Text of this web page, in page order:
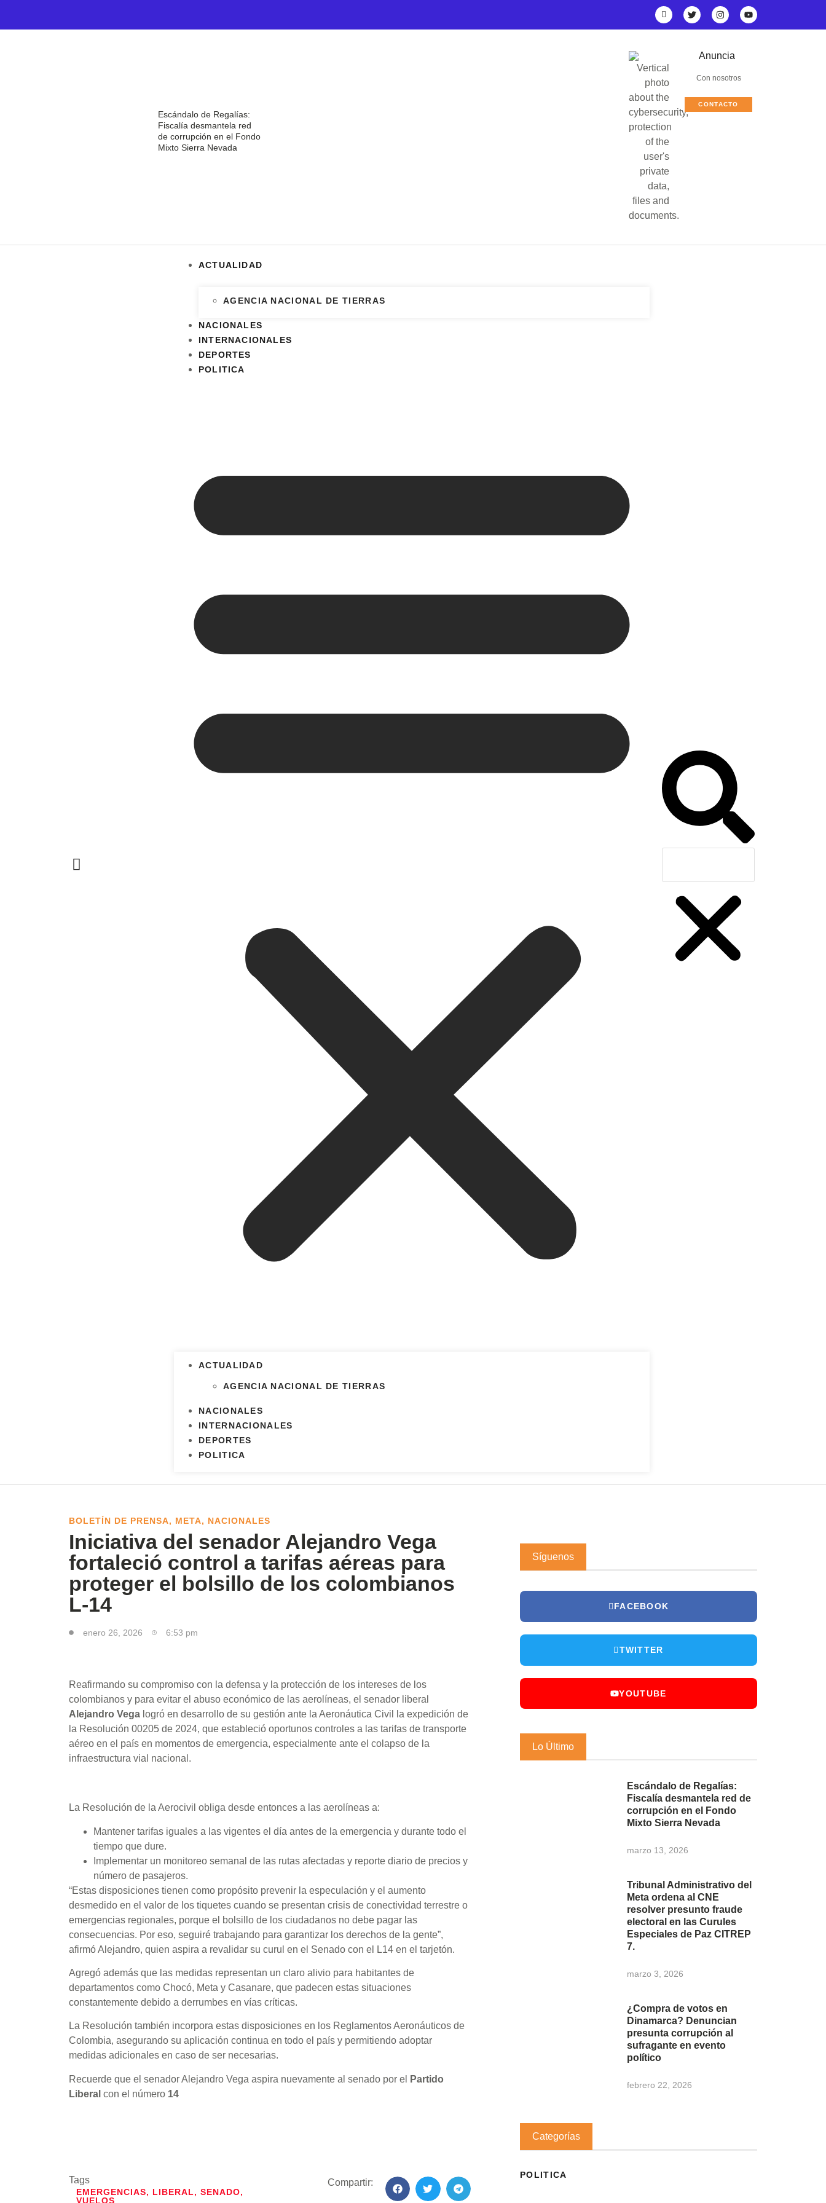
Escándalo de Regalías:
Fiscalía desmantela red
de corrupción en el Fondo
Mixto Sierra Nevada
Anuncia
Con nosotros
CONTACTO
ACTUALIDAD
AGENCIA NACIONAL DE TIERRAS
NACIONALES
INTERNACIONALES
DEPORTES
POLITICA
ACTUALIDAD
AGENCIA NACIONAL DE TIERRAS
NACIONALES
INTERNACIONALES
DEPORTES
POLITICA
BOLETÍN DE PRENSA, META, NACIONALES
Iniciativa del senador Alejandro Vega
fortaleció control a tarifas aéreas para
proteger el bolsillo de los colombianos
L-14
enero 26, 2026 6:53 pm
Reafirmando su compromiso con la defensa y la protección de los intereses de los
colombianos y para evitar el abuso económico de las aerolíneas, el senador liberal
Alejandro Vega logró en desarrollo de su gestión ante la Aeronáutica Civil la expedición de
la Resolución 00205 de 2024, que estableció oportunos controles a las tarifas de transporte
aéreo en el país en momentos de emergencia, especialmente ante el colapso de la
infraestructura vial nacional.
La Resolución de la Aerocivil obliga desde entonces a las aerolíneas a:
Mantener tarifas iguales a las vigentes el día antes de la emergencia y durante todo el
tiempo que dure.
Implementar un monitoreo semanal de las rutas afectadas y reporte diario de precios y
número de pasajeros.
“Estas disposiciones tienen como propósito prevenir la especulación y el aumento
desmedido en el valor de los tiquetes cuando se presentan crisis de conectividad terrestre o
emergencias regionales, porque el bolsillo de los ciudadanos no debe pagar las
consecuencias. Por eso, seguiré trabajando para garantizar los derechos de la gente”,
afirmó Alejandro, quien aspira a revalidar su curul en el Senado con el L14 en el tarjetón.
Agregó además que las medidas representan un claro alivio para habitantes de
departamentos como Chocó, Meta y Casanare, que padecen estas situaciones
constantemente debido a derrumbes en vías críticas.
La Resolución también incorpora estas disposiciones en los Reglamentos Aeronáuticos de
Colombia, asegurando su aplicación continua en todo el país y permitiendo adoptar
medidas adicionales en caso de ser necesarias.
Recuerde que el senador Alejandro Vega aspira nuevamente al senado por el
Partido
Liberal con el número 14
Tags
EMERGENCIAS, LIBERAL, SENADO,
VUELOS
Compartir:
Síguenos
FACEBOOK
TWITTER
YOUTUBE
Lo Último
Escándalo de Regalías:
Fiscalía desmantela red de
corrupción en el Fondo
Mixto Sierra Nevada
marzo 13, 2026
Tribunal Administrativo del
Meta ordena al CNE
resolver presunto fraude
electoral en las Curules
Especiales de Paz CITREP
7.
marzo 3, 2026
¿Compra de votos en
Dinamarca? Denuncian
presunta corrupción al
sufragante en evento
político
febrero 22, 2026
Categorías
POLITICA